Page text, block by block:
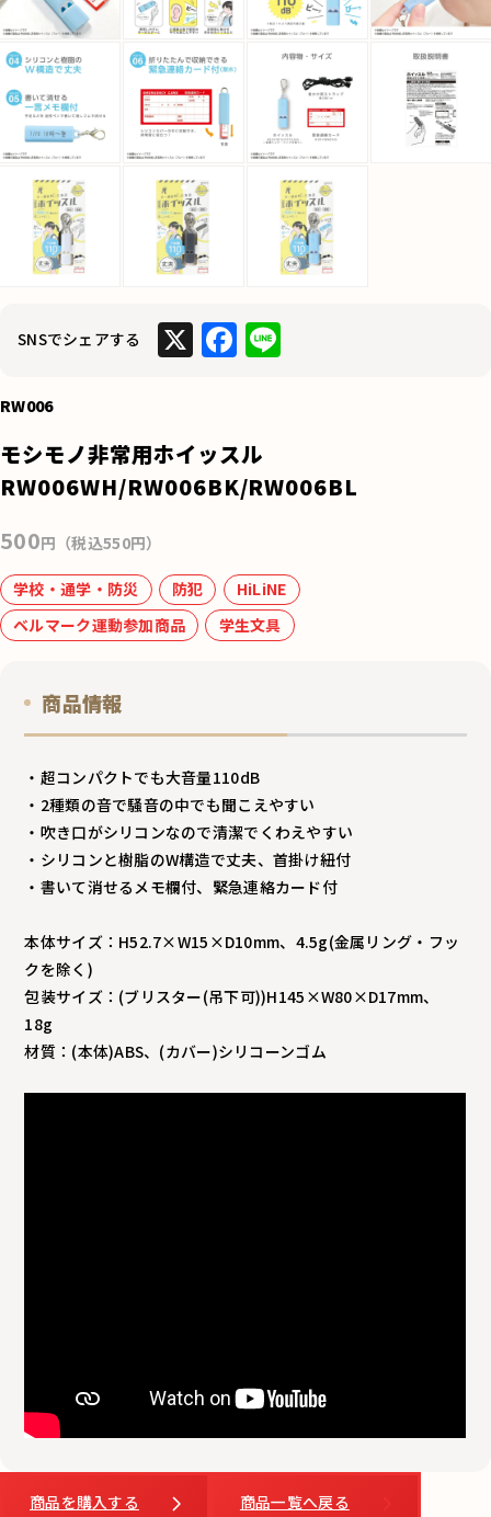
SNSでシェアする X F
e
b
o
k
Li
RW006
モシモノ非常用ホイッスル
RW006WH/RW006BK/RW006BL
500円（税込550円）
学校・通学・防災 防犯
HiLiNE
ベルマーク運動参加商品
学生文具
商品情報
・超コンパクトでも大音量110dB
・2種類の音で騒音の中でも聞こえやすい
・吹き口がシリコンなので清潔でくわえやすい
・シリコンと樹脂のW構造で丈夫、首掛け紐付
・書いて消せるメモ欄付、緊急連絡カード付
本体サイズ：H52.7×W15×D10mm、4.5g(金属リング・フッ
クを除く)
包装サイズ：(ブリスター(吊下可))H145×W80×D17mm、
18g
材質：(本体)ABS、(カバー)シリコーンゴム
商品を購入する 商品一覧へ戻る